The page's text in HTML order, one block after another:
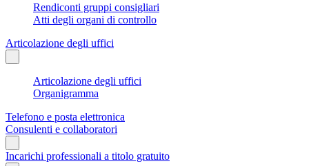
Rendiconti gruppi consigliari
Atti degli organi di controllo
Articolazione degli uffici
Articolazione degli uffici
Organigramma
Telefono e posta elettronica
Consulenti e collaboratori
Incarichi professionali a titolo gratuito